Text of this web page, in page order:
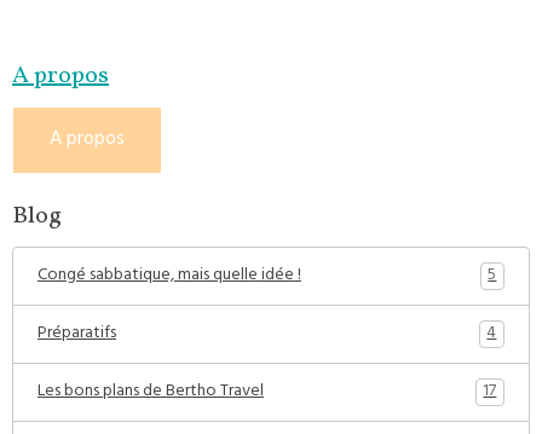
A propos
A propos
Blog
Congé sabbatique, mais quelle idée !
5
Préparatifs
4
Les bons plans de Bertho Travel
17